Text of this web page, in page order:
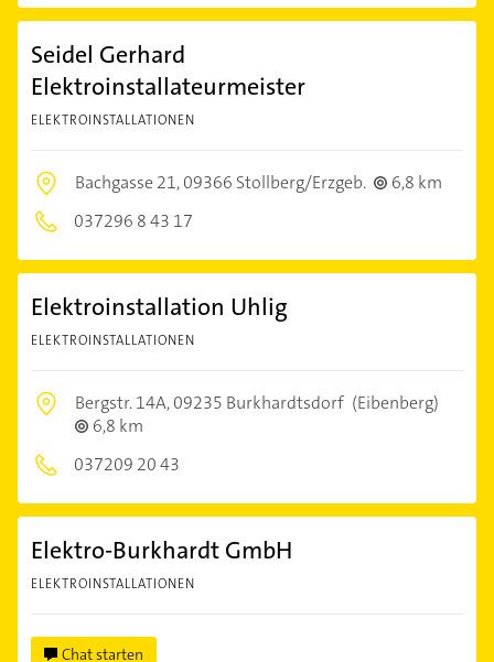
Seidel Gerhard
Elektroinstallateurmeister
ELEKTROINSTALLATIONEN
Bachgasse 21,09366 Stollberg/Erzgeb.
6,8 km
037296 8 43 17
Elektroinstallation Uhlig
ELEKTROINSTALLATIONEN
Bergstr. 14A,09235 Burkhardtsdorf (Eibenberg)
6,8 km
037209 20 43
Elektro-Burkhardt GmbH
ELEKTROINSTALLATIONEN
Chat starten